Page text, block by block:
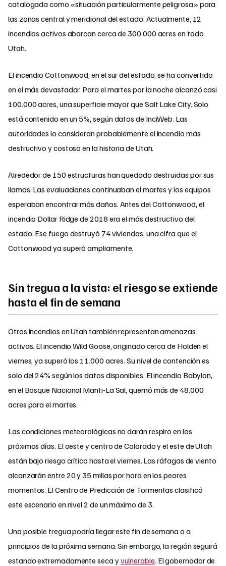
catalogada como «situación particularmente peligrosa» para
las zonas central y meridional del estado. Actualmente, 12
incendios activos abarcan cerca de 300.000 acres en todo
Utah.
El incendio Cottonwood, en el sur del estado, se ha convertido
en el más devastador. Para el martes por la noche alcanzó casi
100.000 acres, una superficie mayor que Salt Lake City. Solo
está contenido en un 5%, según datos de InciWeb. Las
autoridades lo consideran probablemente el incendio más
destructivo y costoso en la historia de Utah.
Alrededor de 150 estructuras han quedado destruidas por sus
llamas. Las evaluaciones continuaban el martes y los equipos
esperaban encontrar más daños. Antes del Cottonwood, el
incendio Dollar Ridge de 2018 era el más destructivo del
estado. Ese fuego destruyó 74 viviendas, una cifra que el
Cottonwood ya superó ampliamente.
Sin tregua a la vista: el riesgo se extiende
hasta el fin de semana
Otros incendios en Utah también representan amenazas
activas. El incendio Wild Goose, originado cerca de Holden el
viernes, ya superó los 11.000 acres. Su nivel de contención es
solo del 24% según los datos disponibles. El incendio Babylon,
en el Bosque Nacional Manti-La Sal, quemó más de 48.000
acres para el martes.
Las condiciones meteorológicas no darán respiro en los
próximos días. El oeste y centro de Colorado y el este de Utah
están bajo riesgo crítico hasta el viernes. Las ráfagas de viento
alcanzarán entre 20 y 35 millas por hora en los peores
momentos. El Centro de Predicción de Tormentas clasificó
este escenario en nivel 2 de un máximo de 3.
Una posible tregua podría llegar este fin de semana o a
principios de la próxima semana. Sin embargo, la región seguirá
estando extremadamente seca yvulnerable. El gobernador de